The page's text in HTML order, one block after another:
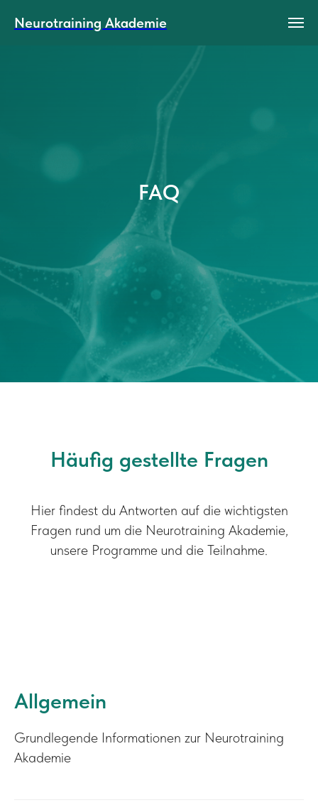
Neurotraining Akademie
FAQ
Häufig gestellte Fragen
Hier findest du Antworten auf die wichtigsten
Fragen rund um die Neurotraining Akademie,
unsere Programme und die Teilnahme.
Allgemein
Grundlegende Informationen zur Neurotraining
Akademie